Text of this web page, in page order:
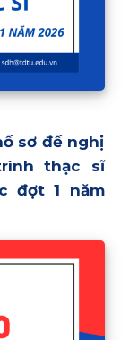
sơ đề nghị
thạc sĩ
đợt 1 năm